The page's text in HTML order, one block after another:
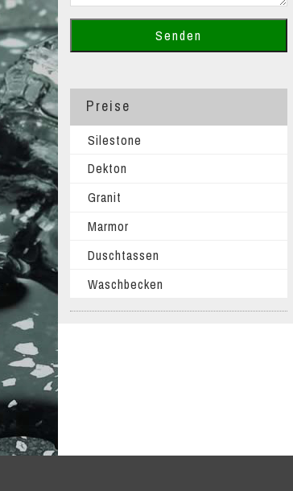
Preise
Silestone
Dekton
Granit
Marmor
Duschtassen
Waschbecken